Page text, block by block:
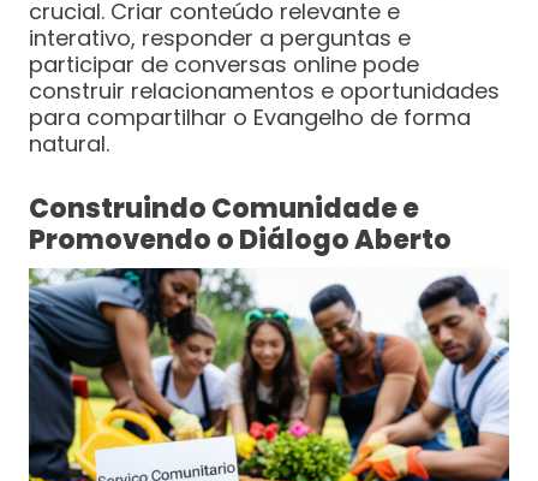
crucial. Criar conteúdo relevante e
interativo, responder a perguntas e
participar de conversas online pode
construir relacionamentos e oportunidades
para compartilhar o Evangelho de forma
natural.
Construindo Comunidade e
Promovendo o Diálogo Aberto